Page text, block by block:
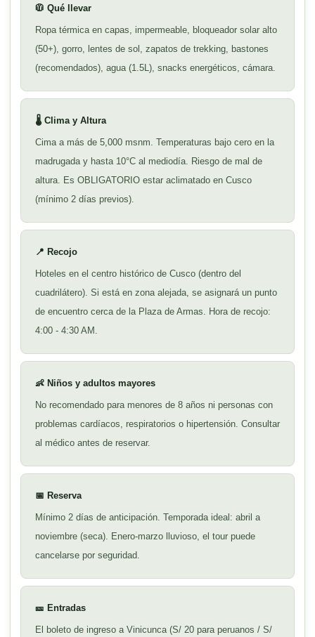
🧥 Qué llevar
Ropa térmica en capas, impermeable, bloqueador solar alto
(50+), gorro, lentes de sol, zapatos de trekking, bastones
(recomendados), agua (1.5L), snacks energéticos, cámara.
🌡️ Clima y Altura
Cima a más de 5,000 msnm. Temperaturas bajo cero en la
madrugada y hasta 10°C al mediodía. Riesgo de mal de
altura. Es OBLIGATORIO estar aclimatado en Cusco
(mínimo 2 días previos).
📍 Recojo
Hoteles en el centro histórico de Cusco (dentro del
cuadrilátero). Si está en zona alejada, se asignará un punto
de encuentro cerca de la Plaza de Armas. Hora de recojo:
4:00 - 4:30 AM.
👶 Niños y adultos mayores
No recomendado para menores de 8 años ni personas con
problemas cardíacos, respiratorios o hipertensión. Consultar
al médico antes de reservar.
📅 Reserva
Mínimo 2 días de anticipación. Temporada ideal: abril a
noviembre (seca). Enero-marzo lluvioso, el tour puede
cancelarse por seguridad.
🎫 Entradas
El boleto de ingreso a Vinicunca (S/ 20 para peruanos / S/